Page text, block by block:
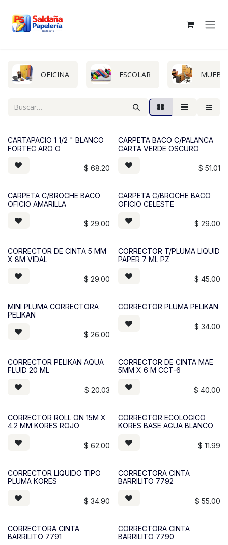
OFICINA ESCOLAR
CARTAPACIO 1 1/2 " BLANCO
FORTEC ARO O
$ 68.20
CARPETA BACO C/PALANCA
CARTA VERDE OSCURO
$ 51.01
CARPETA C/BROCHE BACO
OFICIO AMARILLA
$ 29.00
CARPETA C/BROCHE BACO
OFICIO CELESTE
$ 29.00
CORRECTOR DE CINTA 5 MM
X 8M VIDAL
$ 29.00
CORRECTOR T/PLUMA LIQUID
PAPER 7 ML PZ
$ 45.00
MINI PLUMA CORRECTORA
PELIKAN
$ 26.00
CORRECTOR PLUMA PELIKAN
$ 34.00
CORRECTOR PELIKAN AQUA
FLUID 20 ML
$ 20.03
CORRECTOR DE CINTA MAE
5MM X 6 M CCT-6
$ 40.00
CORRECTOR ROLL ON 15M X
4.2 MM KORES ROJO
$ 62.00
CORRECTOR ECOLOGICO
KORES BASE AGUA BLANCO
$ 11.99
CORRECTOR LIQUIDO TIPO
PLUMA KORES
$ 34.90
CORRECTORA CINTA
BARRILITO 7792
$ 55.00
CORRECTORA CINTA
BARRILITO 7791
CORRECTORA CINTA
BARRILITO 7790